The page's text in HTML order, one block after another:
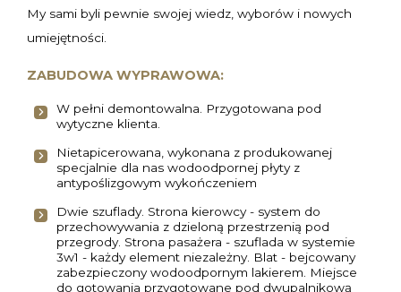
My sami byli pewnie swojej wiedz, wyborów i nowych
umiejętności.
ZABUDOWA WYPRAWOWA:
W pełni demontowalna. Przygotowana pod
wytyczne klienta.
Nietapicerowana, wykonana z produkowanej
specjalnie dla nas wodoodpornej płyty z
antypoślizgowym wykończeniem
Dwie szuflady. Strona kierowcy - system do
przechowywania z dzieloną przestrzenią pod
przegrody. Strona pasażera - szuflada w systemie
3w1 - każdy element niezależny. Blat - bejcowany
zabezpieczony wodoodpornym lakierem. Miejsce
do gotowania przygotowane pod dwupalnikową